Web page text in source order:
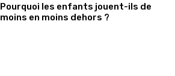
Pourquoi les enfants jouent-ils de
moins en moins dehors ?